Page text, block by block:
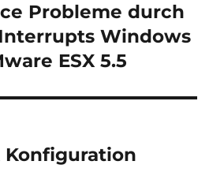
Probleme durch
Windows
ESX 5.5
Konfiguration